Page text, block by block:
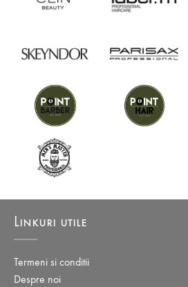
Linkuri utile
Termeni si conditii
Despre noi